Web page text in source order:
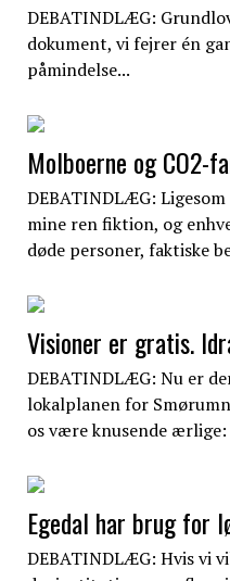
DEBATINDLÆG:
dokument, vi fejrer én
påmindelse...
Molboerne og CO2-
DEBATINDLÆG:
mine ren fiktion, og
døde personer, faktiske
Visioner er gratis.
DEBATINDLÆG: Nu er
lokalplanen for
os være knusende
Egedal har brug for
DEBATINDLÆG: Hvis vi